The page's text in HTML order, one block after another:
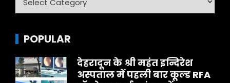
POPULAR
देहरादून के श्री महंत इन्दिरेश
अस्पताल में पहली बार कूल्ड RFA